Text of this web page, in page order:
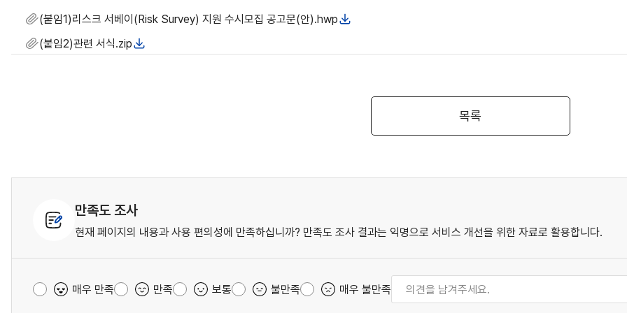
(붙임1)리스크 서베이(Risk Survey) 지원 수시모집 공고문(안).hwp
(붙임2)관련 서식.zip
목록
만족도 조사
현재 페이지의 내용과 사용 편의성에 만족하십니까? 만족도 조사 결과는 익명으로 서비스 개선을 위한 자료로 활용합니다.
매우 만족 만족 보통 불만족 매우 불만족